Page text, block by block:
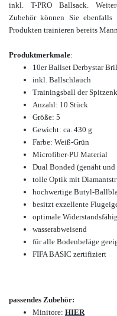
inkl. T-PRO Ballsack.
Zubehör können Sie
Produkten trainieren bereits
Produktmerkmale:
10er Ballset Derbystar
inkl. Ballschlauch
Trainingsball der
Anzahl: 10 Stück
Größe: 5
Gewicht: ca. 430 g
Farbe: Weiß-Grün
Microfiber-PU Material
Dual Bonded (genäht
tolle Optik mit
hochwertige Butyl-
besitzt exzellente
optimale
wasserabweisend
für alle Bodenbeläge
FIFA BASIC zertifiziert
passendes Zubehör:
Minitore: HIER